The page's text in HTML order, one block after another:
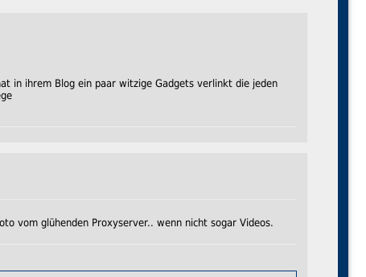
in ihrem Blog ein paar witzige Gadgets verlinkt die jeden
vom glühenden Proxyserver.. wenn nicht sogar Videos.